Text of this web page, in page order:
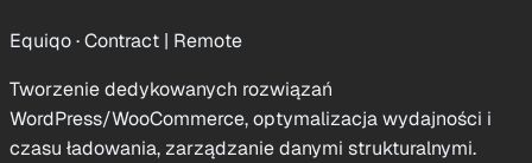
Equiqo · Contract | Remote
Tworzenie dedykowanych rozwiązań
WordPress/WooCommerce, optymalizacja wydajności i
czasu ładowania, zarządzanie danymi strukturalnymi.